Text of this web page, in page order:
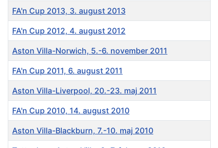
FA'n Cup 2013, 3. august 2013
FA'n Cup 2012, 4. august 2012
Aston Villa-Norwich, 5.-6. november 2011
FA'n Cup 2011, 6. august 2011
Aston Villa-Liverpool, 20.-23. maj 2011
FA'n Cup 2010, 14. august 2010
Aston Villa-Blackburn, 7.-10. maj 2010